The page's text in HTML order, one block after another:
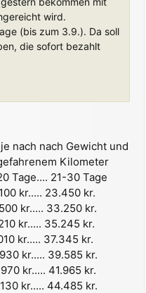
wird.
(bis zum 3.9.). Da soll
die sofort bezahlt
nach nach Gewicht und
Kilometer
Tage.... 21-30 Tage
kr..... 23.450 kr.
kr..... 33.250 kr.
kr..... 35.245 kr.
kr..... 37.345 kr.
kr..... 39.585 kr.
kr..... 41.965 kr.
kr..... 44.485 kr.